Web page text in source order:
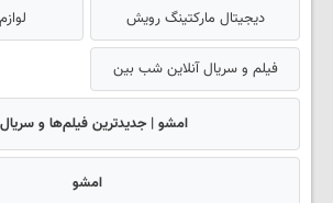
دیجیتال مارکتینگ رویش
فیلم و سریال آنلاین شب بین
امشو | جدیدترین فیلم‌ها و
امشو